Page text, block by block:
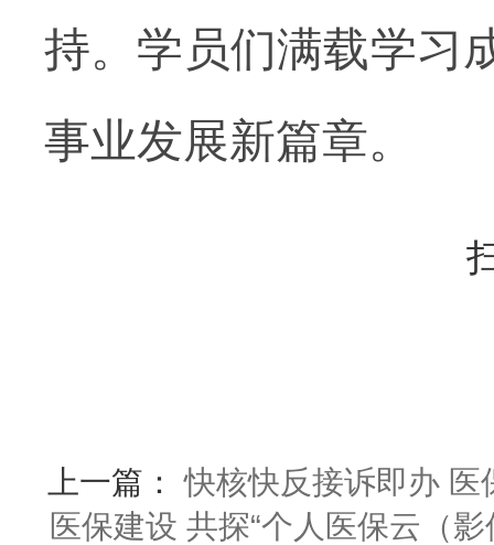
持。学员们满载学习
事业发展新篇章。
上一篇：快核快反接诉即办 医
医保建设 共探“个人医保云（